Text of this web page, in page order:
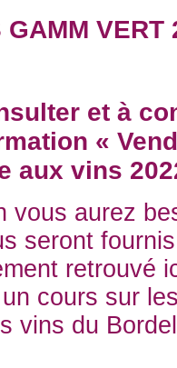
VERT
et à
«
aux vins
vous aurez
seront
retrouvé
cours sur
vins du